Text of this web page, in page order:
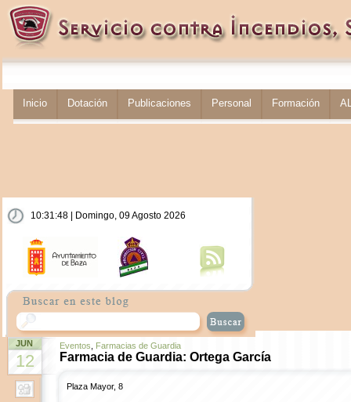
Inicio Dotación Publicaciones Personal Formación
10:31:48 | Domingo, 09 Agosto 2026
JUN
12
Eventos Farmacias de Guardia
Farmacia de Guardia: Ortega García
Plaza Mayor, 8